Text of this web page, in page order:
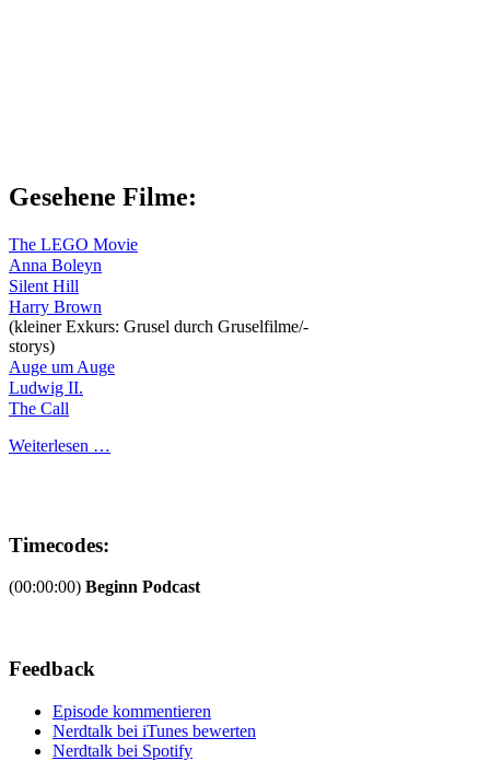
Gesehene Filme:
The LEGO Movie
Anna Boleyn
Silent Hill
Harry Brown
(kleiner Exkurs: Grusel durch Gruselfilme/-
storys)
Auge um Auge
Ludwig II.
The Call
Weiterlesen …
Timecodes:
(00:00:00) Beginn Podcast
Feedback
Episode kommentieren
Nerdtalk bei iTunes bewerten
Nerdtalk bei Spotify